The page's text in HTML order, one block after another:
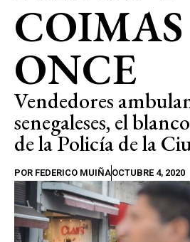
ONCE
Vendedores
senegaleses, el
de la Policía de la
POR FEDERICO MUIÑAOCTUBRE 4, 2020